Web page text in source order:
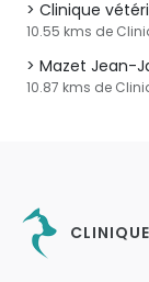
Clinique
10.55 kms de
Mazet Jean-
10.87 kms de